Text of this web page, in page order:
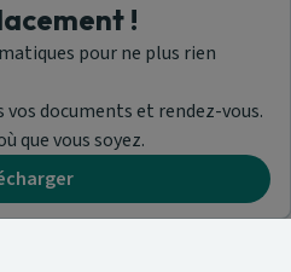
!
pour ne plus rien
documents et rendez-vous.
que vous soyez.